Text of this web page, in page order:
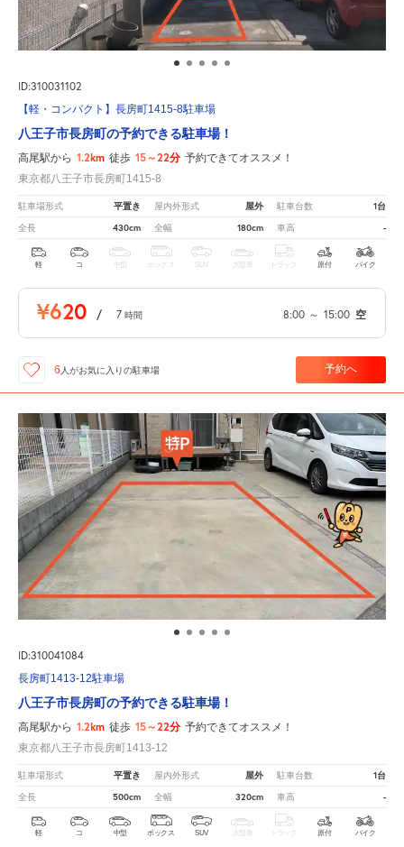
ID:310031102
【軽・コンパクト】長房町1415-8駐車場
八王子市長房町の予約できる駐車場！
高尾駅から 1.2km 徒歩 15～22分 予約できてオススメ！
東京都八王子市長房町1415-8
駐車場形式 平置き 屋内外形式 屋外 駐車台数 1台
全長 430cm 全幅 180cm 車高 -
軽 コ 中型 ボックス SUV 大型車 トラック 原付 バイク
¥620 / 7 時間 8:00 ～ 15:00 空
6 人がお気に入りの駐車場 予約へ
ID:310041084
長房町1413-12駐車場
八王子市長房町の予約できる駐車場！
高尾駅から 1.2km 徒歩 15～22分 予約できてオススメ！
東京都八王子市長房町1413-12
駐車場形式 平置き 屋内外形式 屋外 駐車台数 1台
全長 500cm 全幅 320cm 車高 -
軽 コ 中型 ボックス SUV 大型車 トラック 原付 バイク